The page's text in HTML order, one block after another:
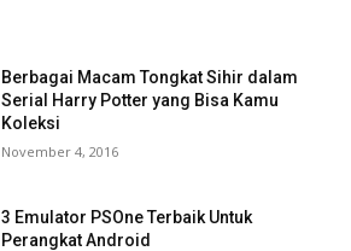
Berbagai Macam Tongkat Sihir dalam
Serial Harry Potter yang Bisa Kamu
Koleksi
November 4, 2016
3 Emulator PSOne Terbaik Untuk
Perangkat Android